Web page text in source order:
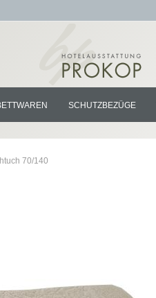
SCHUTZBEZÜGE
70/140